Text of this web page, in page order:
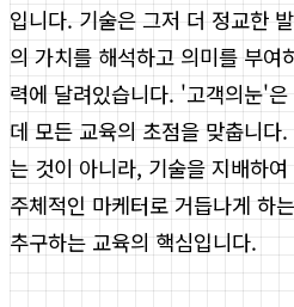
입니다. 기술은 그저 더 정교한
의 가치를 해석하고 의미를 부여
력에 달려있습니다. '고객의눈'
데 모든 교육의 초점을 맞춥니다
는 것이 아니라, 기술을 지배하
주체적인 마케터로 거듭나게 하
추구하는 교육의 핵심입니다.